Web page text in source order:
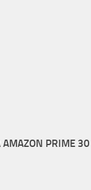
AMAZON PRIME